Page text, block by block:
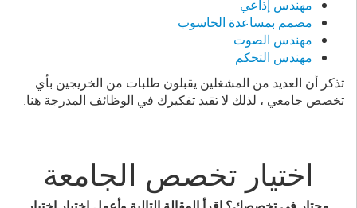
مهندس إذاعي
مصمم بمساعدة الحاسوب
مهندس الصوت
مهندس التحكم
تذكر أن العديد من المشغلين يقبلون طلبات من الخريجين بأي
تخصص جامعي ، لذلك لا تقيد تفكيرك في الوظائف المدرجة هنا.
اختيار تخصص الجامعة